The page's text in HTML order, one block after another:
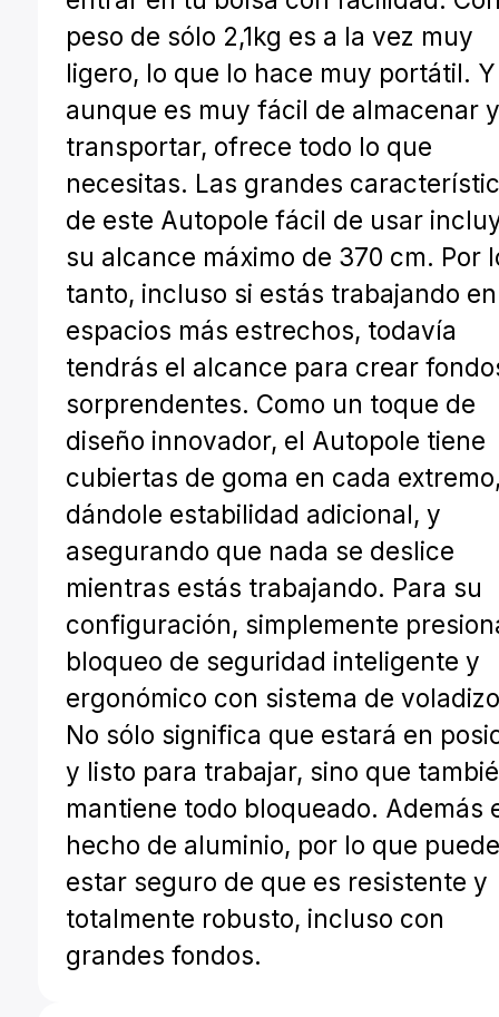
peso de sólo 2,1kg es a la vez muy
ligero, lo que lo hace muy portátil. Y
aunque es muy fácil de almacenar
transportar, ofrece todo lo que
necesitas. Las grandes
de este Autopole fácil de usar
su alcance máximo de 370 cm. Por
tanto, incluso si estás trabajando
espacios más estrechos, todavía
tendrás el alcance para crear
sorprendentes. Como un toque de
diseño innovador, el Autopole tiene
cubiertas de goma en cada
dándole estabilidad adicional, y
asegurando que nada se deslice
mientras estás trabajando. Para su
configuración, simplemente
bloqueo de seguridad inteligente y
ergonómico con sistema de
No sólo significa que estará en
y listo para trabajar, sino que
mantiene todo bloqueado. Además
hecho de aluminio, por lo que
estar seguro de que es resistente y
totalmente robusto, incluso con
grandes fondos.